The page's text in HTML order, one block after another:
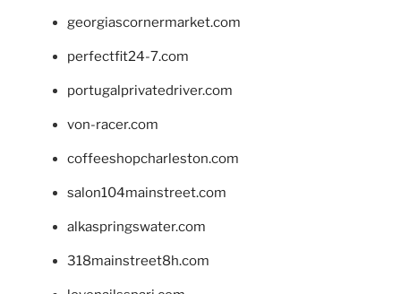
georgiascornermarket.com
perfectfit24-7.com
portugalprivatedriver.com
von-racer.com
coffeeshopcharleston.com
salon104mainstreet.com
alkaspringswater.com
318mainstreet8h.com